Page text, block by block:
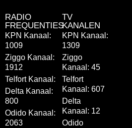
RADIO
FREQUENTIES
KPN Kanaal:
1009
Ziggo Kanaal:
1912
Telfort Kanaal:
Delta Kanaal:
800
Odido Kanaal:
2063
TV
KANALEN
KPN Kanaal:
1309
Ziggo
Kanaal: 45
Telfort
Kanaal: 607
Delta
Kanaal: 12
Odido